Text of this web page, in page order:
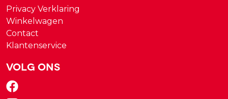
Privacy Verklaring
Winkelwagen
Contact
Klantenservice
Volg ons